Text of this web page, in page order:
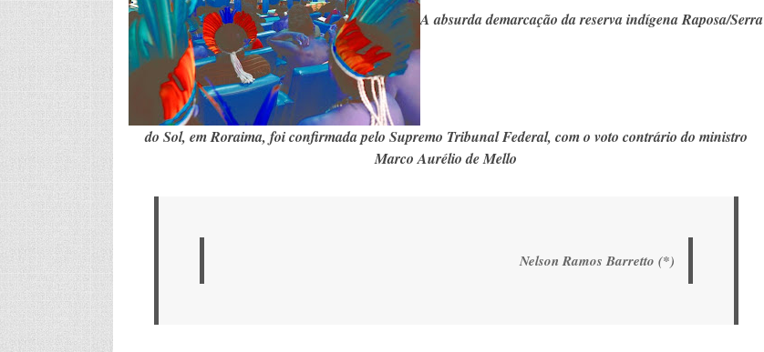
A absurda demarcação da reserva indígena Raposa/Serra
do Sol, em Roraima, foi confirmada pelo Supremo Tribunal Federal, com o voto contrário do ministro
Marco Aurélio de Mello
Nelson Ramos Barretto (*)